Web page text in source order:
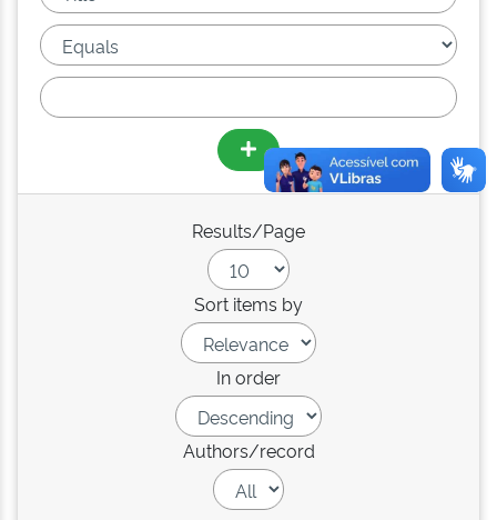
Results/Page
Sort items by
In order
Authors/record